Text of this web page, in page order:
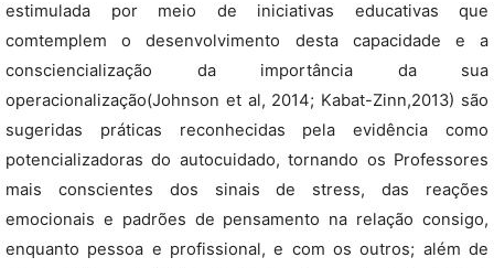
estimulada por meio de iniciativas educativas que
comtemplem o desenvolvimento desta capacidade e a
consciencialização da importância da sua
operacionalização(Johnson et al, 2014; Kabat-Zinn,2013) são
sugeridas práticas reconhecidas pela evidência como
potencializadoras do autocuidado, tornando os Professores
mais conscientes dos sinais de stress, das reações
emocionais e padrões de pensamento na relação consigo,
enquanto pessoa e profissional, e com os outros; além de